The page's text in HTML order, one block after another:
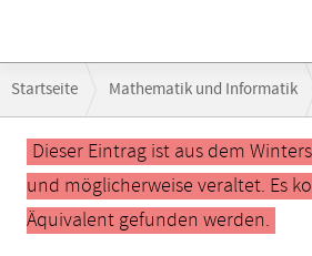
Navigation
Startseite Mathematik und Informatik
CS 582 — Kleines Aufbaumodul Grafik und
Hauptinhalt
Dieser Eintrag ist aus dem
und möglicherweise veraltet. Es
Äquivalent gefunden werden.